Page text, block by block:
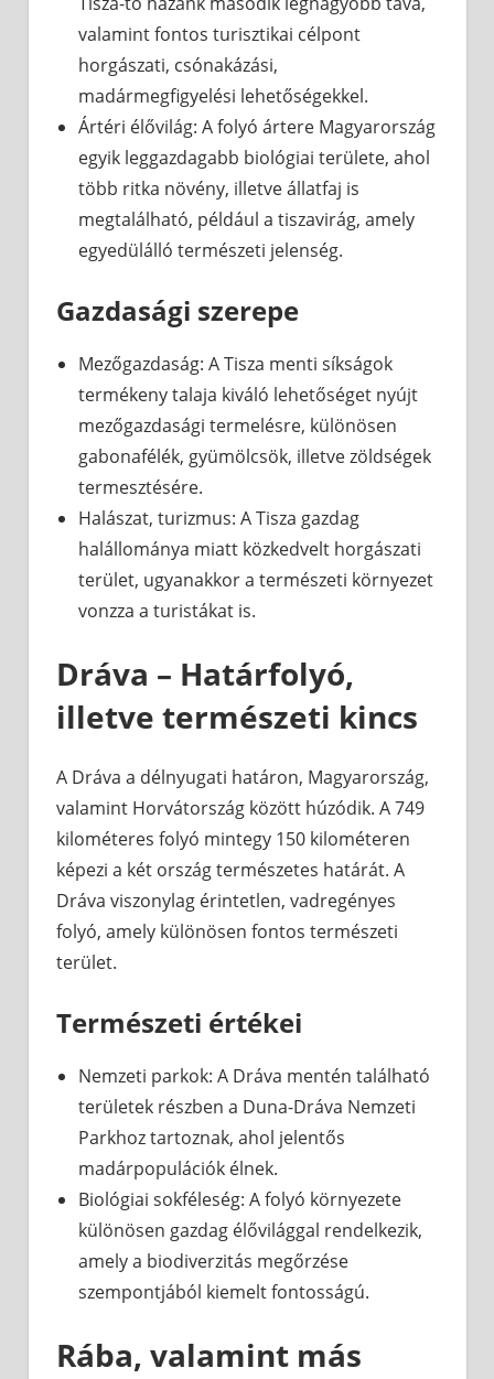
valamint fontos turisztikai célpont
horgászati, csónakázási,
madármegfigyelési lehetőségekkel.
Ártéri élővilág: A folyó ártere Magyarország
egyik leggazdagabb biológiai területe, ahol
több ritka növény, illetve állatfaj is
megtalálható, például a tiszavirág, amely
egyedülálló természeti jelenség.
Gazdasági szerepe
Mezőgazdaság: A Tisza menti síkságok
termékeny talaja kiváló lehetőséget nyújt
mezőgazdasági termelésre, különösen
gabonafélék, gyümölcsök, illetve zöldségek
termesztésére.
Halászat, turizmus: A Tisza gazdag
halállománya miatt közkedvelt horgászati
terület, ugyanakkor a természeti környezet
vonzza a turistákat is.
Dráva – Határfolyó,
illetve természeti kincs
A Dráva a délnyugati határon, Magyarország,
valamint Horvátország között húzódik. A 749
kilométeres folyó mintegy 150 kilométeren
képezi a két ország természetes határát. A
Dráva viszonylag érintetlen, vadregényes
folyó, amely különösen fontos természeti
terület.
Természeti értékei
Nemzeti parkok: A Dráva mentén található
területek részben a Duna-Dráva Nemzeti
Parkhoz tartoznak, ahol jelentős
madárpopulációk élnek.
Biológiai sokféleség: A folyó környezete
különösen gazdag élővilággal rendelkezik,
amely a biodiverzitás megőrzése
szempontjából kiemelt fontosságú.
Rába, valamint más